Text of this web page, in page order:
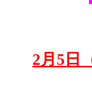
2月5日